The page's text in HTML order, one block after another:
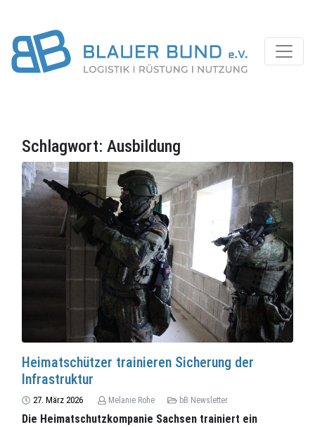
Schlagwort: Ausbildung
Heimatschützer trainieren Sicherung der
Infrastruktur
27. März 2026 Melanie Rohe bB Newsletter
Die Heimatschutzkompanie Sachsen trainiert ein